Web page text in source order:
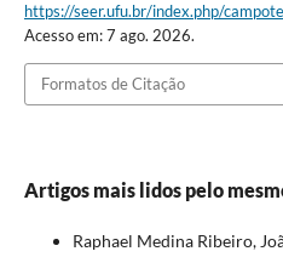
https://seer.ufu.br/index.php/
Acesso em: 7 ago. 2026.
Formatos de Citação
Artigos mais lidos pelo
Raphael Medina Ribeiro,